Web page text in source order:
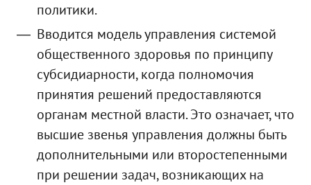
политики.
Вводится модель управления системой
общественного здоровья по принципу
субсидиарности, когда полномочия
принятия решений предоставляются
органам местной власти. Это означает, что
высшие звенья управления должны быть
дополнительными или второстепенными
при решении задач, возникающих на